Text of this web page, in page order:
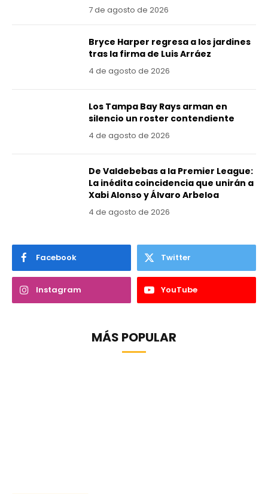
7 de agosto de 2026
Bryce Harper regresa a los jardines
tras la firma de Luis Arráez
4 de agosto de 2026
Los Tampa Bay Rays arman en
silencio un roster contendiente
4 de agosto de 2026
De Valdebebas a la Premier League:
La inédita coincidencia que unirán a
Xabi Alonso y Álvaro Arbeloa
4 de agosto de 2026
Facebook Twitter
Instagram YouTube
MÁS POPULAR